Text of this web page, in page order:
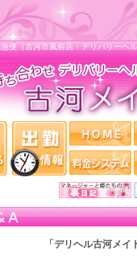
便（古河市風俗店・デリバリーヘ
「デリヘル古河メ